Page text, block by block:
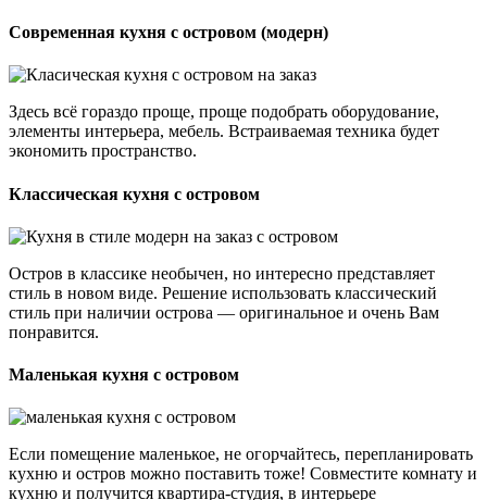
Современная кухня с островом (модерн)
Здесь всё гораздо проще, проще подобрать оборудование,
элементы интерьера, мебель. Встраиваемая техника будет
экономить пространство.
Классическая кухня с островом
Остров в классике необычен, но интересно представляет
стиль в новом виде. Решение использовать классический
стиль при наличии острова — оригинальное и очень Вам
понравится.
Маленькая кухня с островом
Если помещение маленькое, не огорчайтесь, перепланировать
кухню и остров можно поставить тоже! Совместите комнату и
кухню и получится квартира-студия, в интерьере